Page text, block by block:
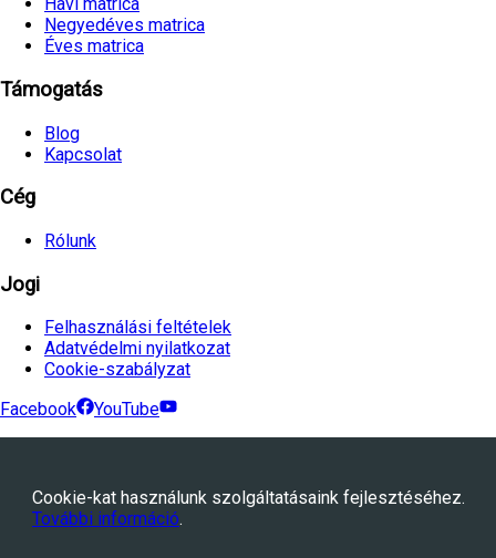
Cookie-kat használunk szolgáltatásaink fejlesztéséhez.
További információ.
Negyedéves matrica
Éves matrica
Támogatás
Blog
Kapcsolat
Cég
Rólunk
Jogi
Felhasználási feltételek
Adatvédelmi nyilatkozat
Cookie-szabályzat
Facebook
YouTube
Powered by
WebStation™